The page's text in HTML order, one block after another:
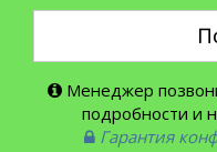
Менеджер
подробности и
Гарантия